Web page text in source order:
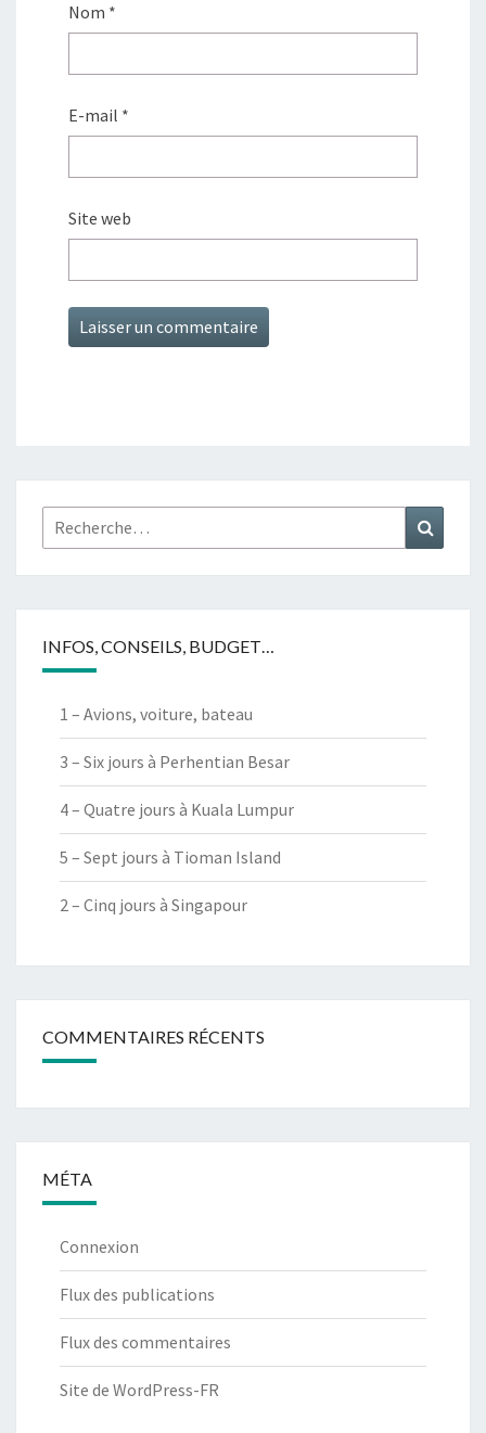
Nom *
E-mail *
Site web
Rechercher :
INFOS, CONSEILS, BUDGET…
1 – Avions, voiture, bateau
3 – Six jours à Perhentian Besar
4 – Quatre jours à Kuala Lumpur
5 – Sept jours à Tioman Island
2 – Cinq jours à Singapour
COMMENTAIRES RÉCENTS
MÉTA
Connexion
Flux des publications
Flux des commentaires
Site de WordPress-FR